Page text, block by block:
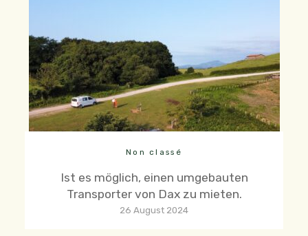
Non classé
Ist es möglich, einen umgebauten
Transporter von Dax zu mieten.
26 August 2024